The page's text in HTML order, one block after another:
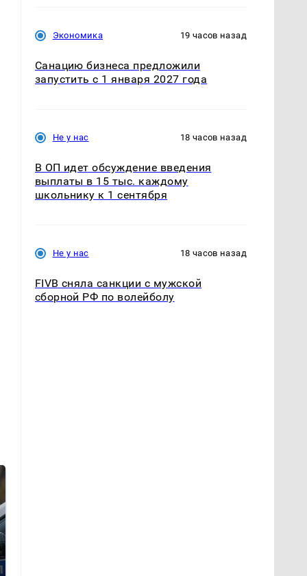
Экономика 19 часов назад
Санацию бизнеса предложили
запустить с 1 января 2027 года
Не у нас 18 часов назад
В ОП идет обсуждение введения
выплаты в 15 тыс. каждому
школьнику к 1 сентября
Не у нас 18 часов назад
FIVB сняла санкции с мужской
сборной РФ по волейболу